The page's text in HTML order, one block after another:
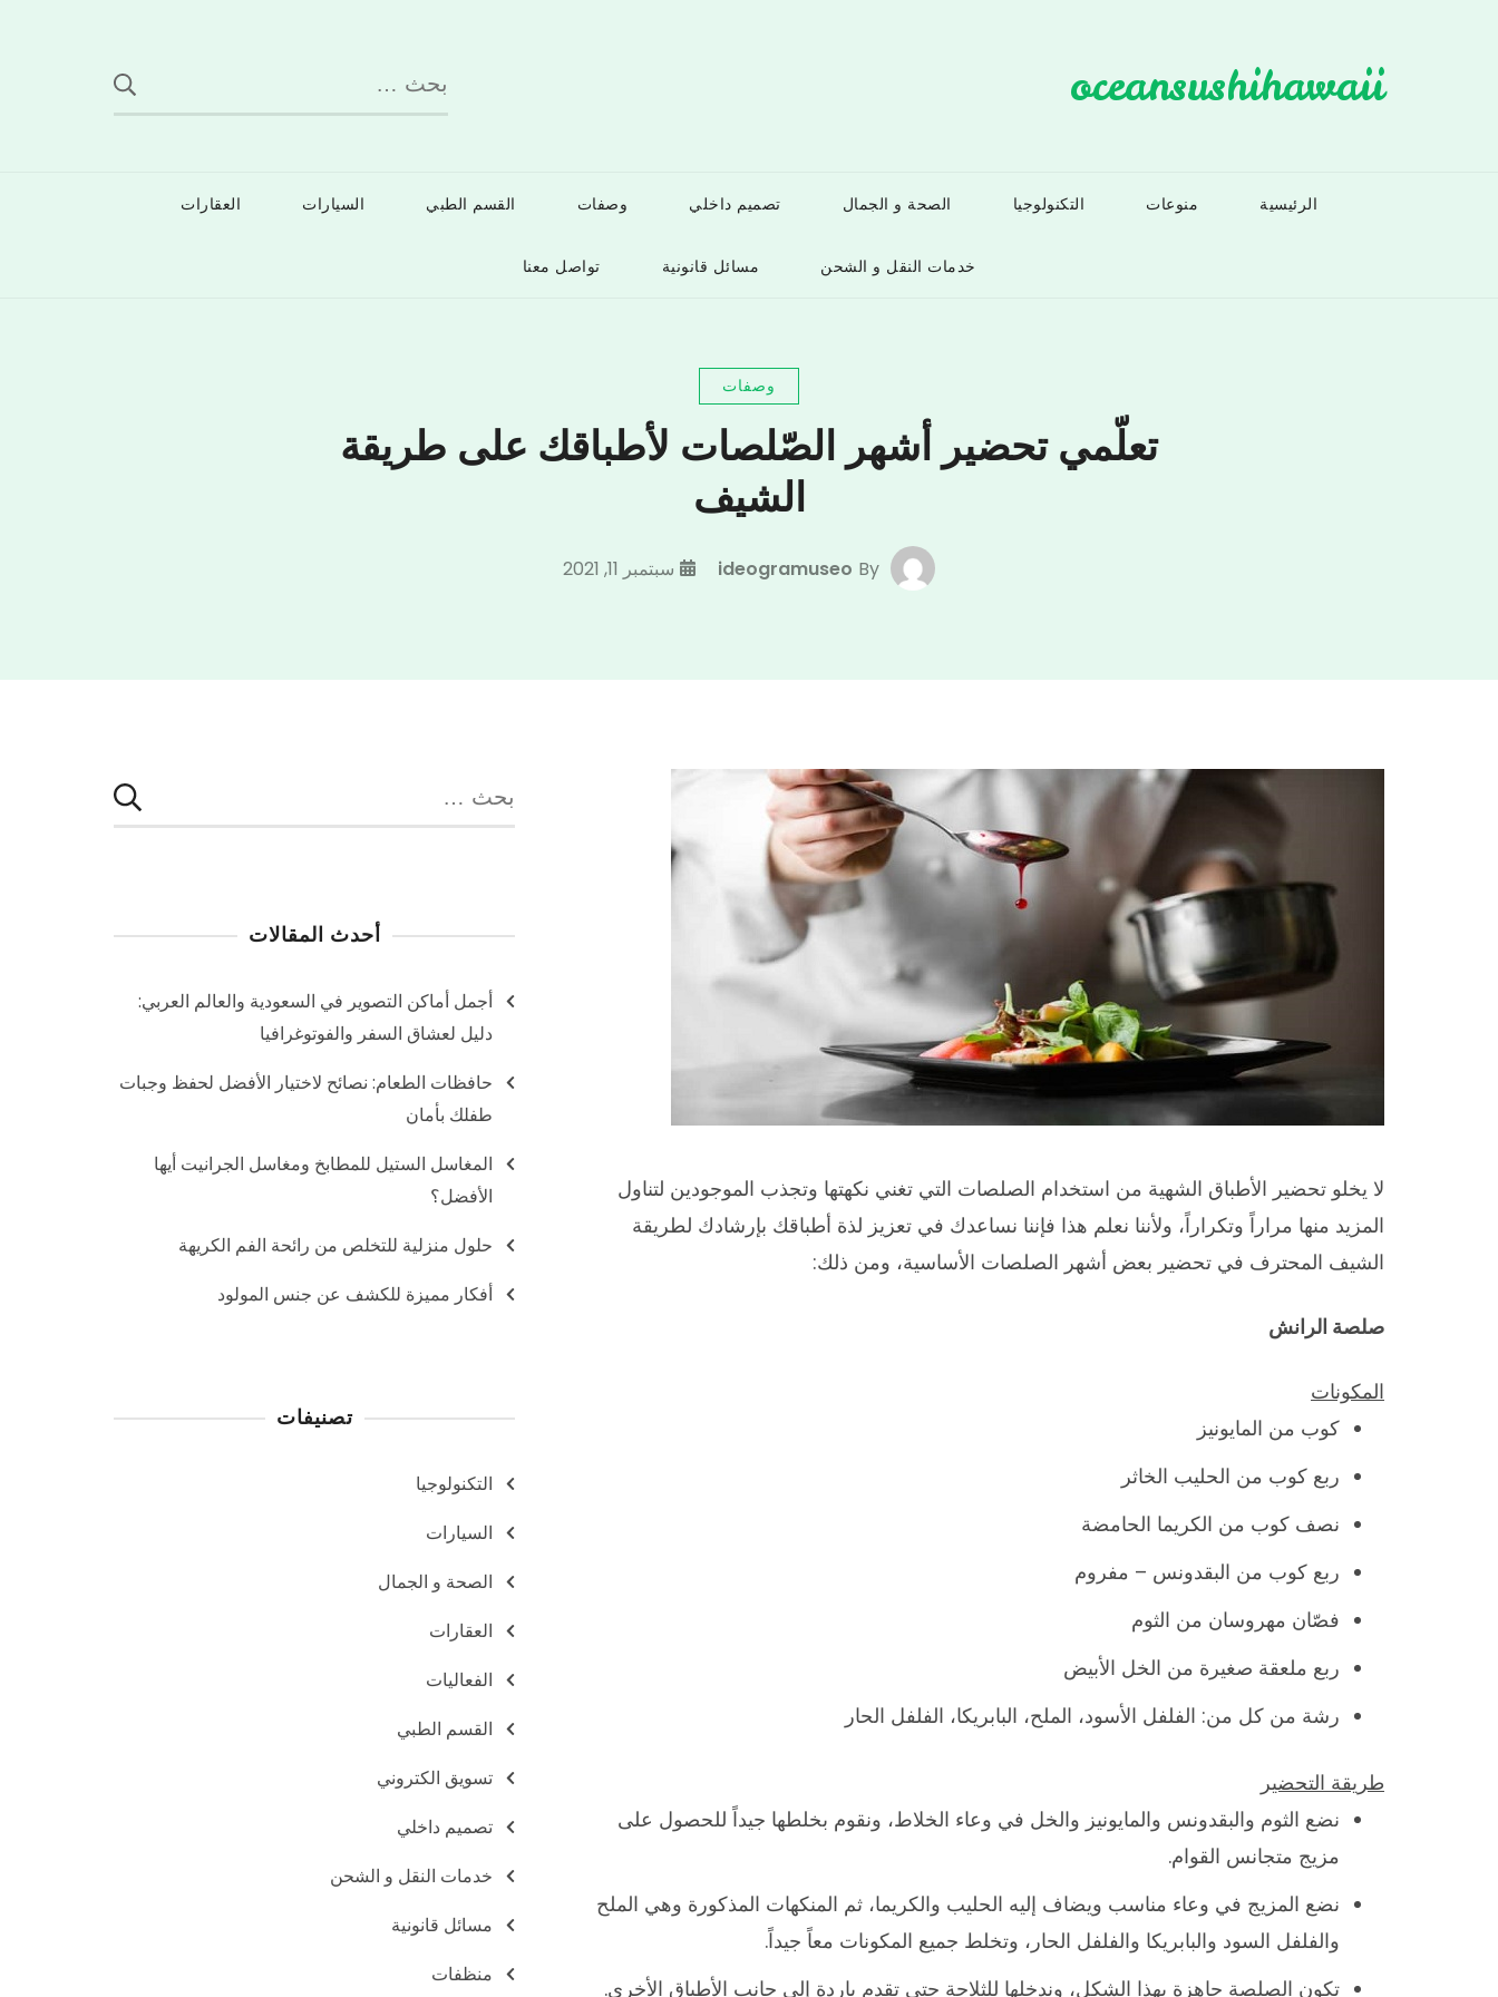
oceansushihawaii
البحث
عن:
الرئيسية منوعات التكنولوجيا الصحة و الجمال تصميم داخلي وصفات القسم الطبي السيارات العقارات
خدمات النقل و الشحن مسائل قانونية تواصل معنا
وصفات
تعلّمي تحضير أشهر الصّلصات لأطباقك على طريقة
الشيف
By
ideogramuseo سبتمبر 11, 2021
لا يخلو تحضير الأطباق الشهية من استخدام الصلصات التي تغني نكهتها وتجذب الموجودين لتناول
المزيد منها مراراً وتكراراً، ولأننا نعلم هذا فإننا نساعدك في تعزيز لذة أطباقك بإرشادك لطريقة
الشيف المحترف في تحضير بعض أشهر الصلصات الأساسية، ومن ذلك:
صلصة الرانش
المكونات
كوب من المايونيز
ربع كوب من الحليب الخاثر
نصف كوب من الكريما الحامضة
ربع كوب من البقدونس – مفروم
فصّان مهروسان من الثوم
ربع ملعقة صغيرة من الخل الأبيض
رشة من كل من: الفلفل الأسود، الملح، البابريكا، الفلفل الحار
طريقة التحضير
نضع الثوم والبقدونس والمايونيز والخل في وعاء الخلاط، ونقوم بخلطها جيداً للحصول على
مزيج متجانس القوام.
نضع المزيج في وعاء مناسب ويضاف إليه الحليب والكريما، ثم المنكهات المذكورة وهي الملح
والفلفل السود والبابريكا والفلفل الحار، وتخلط جميع المكونات معاً جيداً.
تكون الصلصة جاهزة بهذا الشكل، وندخلها للثلاجة حتى تقدم باردة إلى جانب الأطباق الأخرى.
البحث
عن:
أحدث المقالات
أجمل أماكن التصوير في السعودية والعالم العربي:
دليل لعشاق السفر والفوتوغرافيا
حافظات الطعام: نصائح لاختيار الأفضل لحفظ وجبات
طفلك بأمان
المغاسل الستيل للمطابخ ومغاسل الجرانيت أيها
الأفضل؟
حلول منزلية للتخلص من رائحة الفم الكريهة
أفكار مميزة للكشف عن جنس المولود
تصنيفات
التكنولوجيا
السيارات
الصحة و الجمال
العقارات
الفعاليات
القسم الطبي
تسويق الكتروني
تصميم داخلي
خدمات النقل و الشحن
مسائل قانونية
منظفات